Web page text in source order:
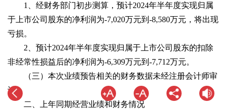
1、经财务部门初步测算，预计2024年半年度实现归属
于上市公司股东的净利润为-7,020万元到-8,580万元，将出现
亏损。
2、预计2024年半年度实现归属于上市公司股东的扣除
非经常性损益后的净利润为-6,309万元到-7,712万元。
（三）本次业绩预告相关的财务数据未经注册会计师审
计。
二、上年同期经营业绩和财务情况